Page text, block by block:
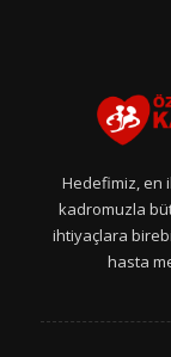
Hedefimiz, en
kadromuzla
ihtiyaçlara
hasta